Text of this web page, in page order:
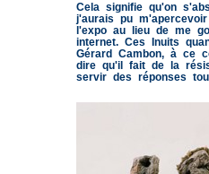
Cela signifie qu'on
j'aurais pu
l'expo au lieu de me
internet. Ces Inuits
Gérard Cambon, à ce
dire qu'il fait de la
servir des réponses